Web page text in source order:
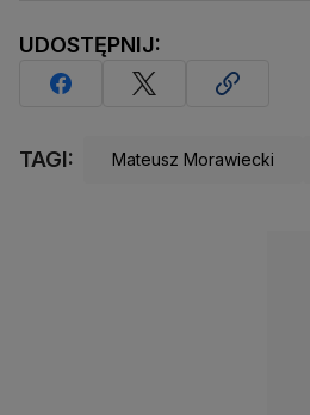
UDOSTĘPNIJ:
TAGI: Mateusz Morawiecki